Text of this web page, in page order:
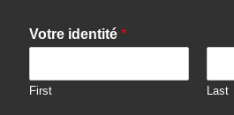
Votre identité *
First Last